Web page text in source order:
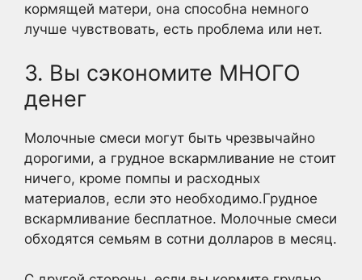
кормящей матери, она способна немного
лучше чувствовать, есть проблема или нет.
3. Вы сэкономите МНОГО
денег
Молочные смеси могут быть чрезвычайно
дорогими, а грудное вскармливание не стоит
ничего, кроме помпы и расходных
материалов, если это необходимо.Грудное
вскармливание бесплатное. Молочные смеси
обходятся семьям в сотни долларов в месяц.